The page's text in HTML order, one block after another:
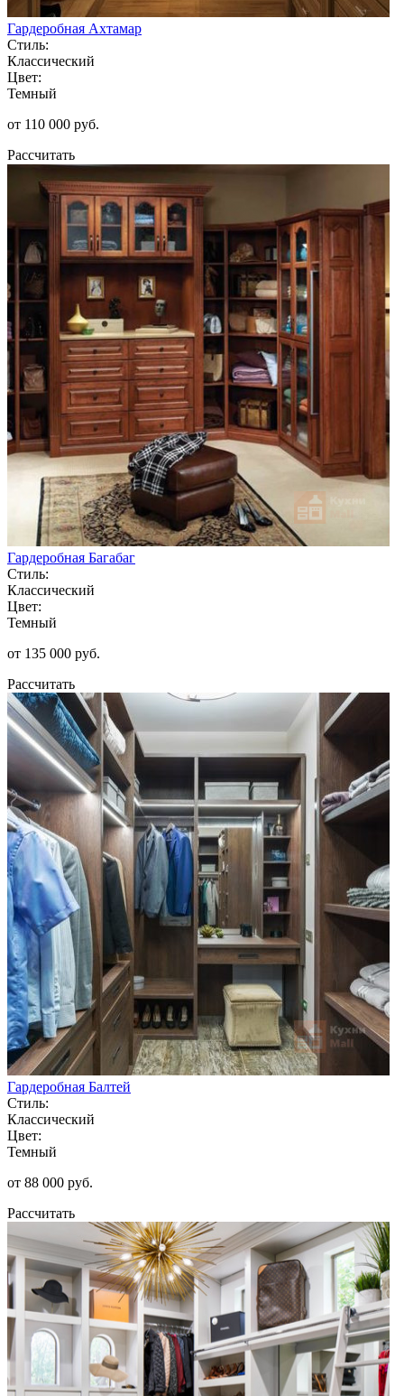
Гардеробная Ахтамар
Стиль:
Классический
Цвет:
Темный
от 110 000 руб.
Рассчитать
Гардеробная Багабаг
Стиль:
Классический
Цвет:
Темный
от 135 000 руб.
Рассчитать
Гардеробная Балтей
Стиль:
Классический
Цвет:
Темный
от 88 000 руб.
Рассчитать